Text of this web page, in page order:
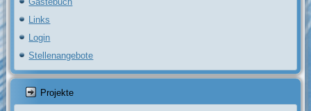
Links
Login
Stellenangebote
Projekte